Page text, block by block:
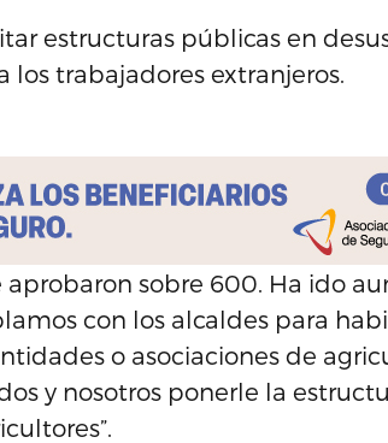
estructuras públicas en
los trabajadores extranjeros.
aprobaron sobre 600. Ha ido
con los alcaldes para
o asociaciones de
y nosotros ponerle la